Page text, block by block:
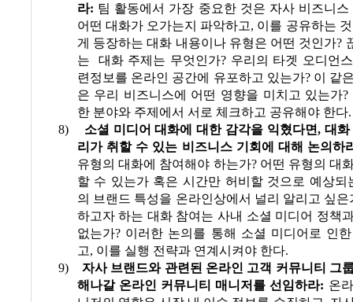
라: 팀 활동에서 가장 중요한 것은 자사 비즈니
어떤 대화가 오가는지 파악하고, 이를 공유하는
게 등장하는 대화 내용이나 유형은 어떤 것인가?
는
대화 주제는 무엇인가? 우리의 타겟 오디언
련정보를 온라인 공간에 유포하고 있는가? 이 같
은 우리 비즈니스에 어떤 영향을 미치고 있는가?
한 분야와 주제에서 서로 체크하고 공유해야 한다.
8)
소셜 미디어 대화에 대한 감각을 익혔다면,대화
리가 취할 수 있는 비즈니스 기회에 대해 논의하
유형의 대화에 참여해야 하는가? 어떤 유형의 대
할 수 있는가 혹은 시간만 허비할 것으로 예상되
의 브랜드 특성을 온라인상에서 널리 알리고 싶은
하고자 하는 대화 참여는 사내 소셜 미디어 정책
없는가? 이러한 논의를 통해 소셜 미디어로 인
고, 이를 실행 전략과 연계시켜야 한다.
9)
자사 브랜드와 관련된 온라인 고객 커뮤니티 그
해나갈 온라인 커뮤니티 매니저를 선임하라: 온